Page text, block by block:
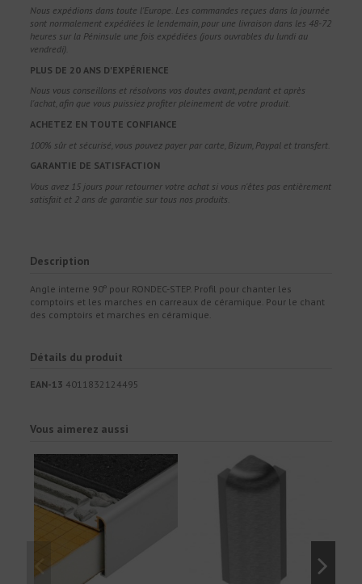
Nous expédions dans toute l'Europe. Les commandes reçues dans la journée
sont normalement expédiées le lendemain, pour une livraison dans les 48-72
heures sur la Péninsule une fois expédiées (jours ouvrables du lundi au
vendredi).
PLUS DE 20 ANS D'EXPÉRIENCE
Nous vous conseillons et résolvons vos doutes avant, pendant et après
l'achat, afin que vous puissiez profiter pleinement de votre produit.
ACHETEZ EN TOUTE CONFIANCE
100% sûr et sécurisé, vous pouvez payer par carte, Bizum, Paypal et transfert.
GARANTIE DE SATISFACTION
Vous avez 15 jours pour retourner votre achat si vous n'êtes pas entièrement
satisfait et 2 ans de garantie sur tous nos produits.
Description
Angle interne 90º pour RONDEC-STEP. Profil pour chanter les
comptoirs et les marches en carreaux de céramique. Pour le chant
des comptoirs et marches en céramique.
Détails du produit
EAN-13 4011832124495
Vous aimerez aussi